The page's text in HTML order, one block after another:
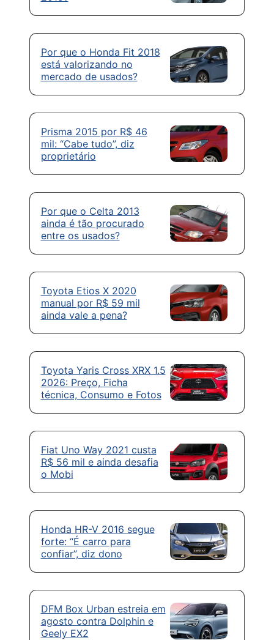
Por que o Honda Fit 2018
está valorizando no
mercado de usados?
Prisma 2015 por R$ 46
mil: “Cabe tudo”, diz
proprietário
Por que o Celta 2013
ainda é tão procurado
entre os usados?
Toyota Etios X 2020
manual por R$ 59 mil
ainda vale a pena?
Toyota Yaris Cross XRX 1.5
2026: Preço, Ficha
técnica, Consumo e Fotos
Fiat Uno Way 2021 custa
R$ 56 mil e ainda desafia
o Mobi
Honda HR-V 2016 segue
forte: “É carro para
confiar”, diz dono
DFM Box Urban estreia em
agosto contra Dolphin e
Geely EX2